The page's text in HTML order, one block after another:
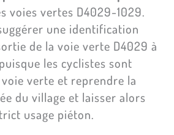
voies vertes D4029-1029.
une identification
de la voie verte D4029 à
les cyclistes sont
verte et reprendre la
du village et laisser alors
usage piéton.